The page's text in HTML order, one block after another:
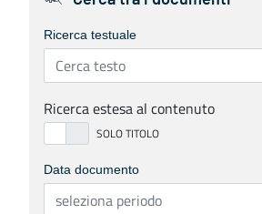
Ricerca testuale
Ricerca estesa al contenuto
Data documento